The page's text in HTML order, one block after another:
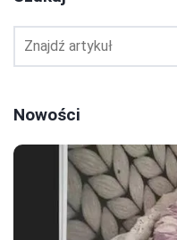
Nowości